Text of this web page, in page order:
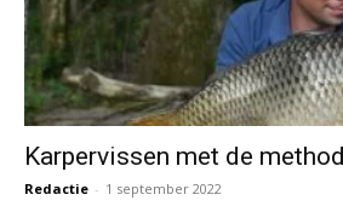
Karpervissen met de method
Redactie - 1 september 2022